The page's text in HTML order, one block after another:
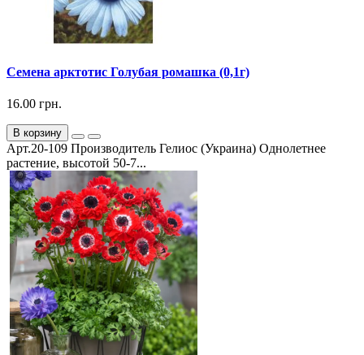
Семена арктотис Голубая ромашка (0,1г)
16.00 грн.
В корзину
Арт.20-109 Производитель Гелиос (Украина) Однолетнее
растение, высотой 50-7...